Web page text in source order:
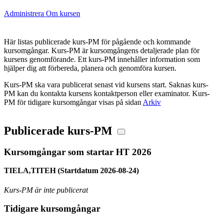
Administrera Om kursen
Här listas publicerade kurs-PM för pågående och kommande
kursomgångar. Kurs-PM är kursomgångens detaljerade plan för
kursens genomförande. Ett kurs-PM innehåller information som
hjälper dig att förbereda, planera och genomföra kursen.
Kurs-PM ska vara publicerat senast vid kursens start. Saknas kurs-
PM kan du kontakta kursens kontaktperson eller examinator. Kurs-
PM för tidigare kursomgångar visas på sidan Arkiv
Publicerade kurs-PM
Kursomgångar som startar HT 2026
TIELA,TITEH (Startdatum 2026-08-24)
Kurs-PM är inte publicerat
Tidigare kursomgångar